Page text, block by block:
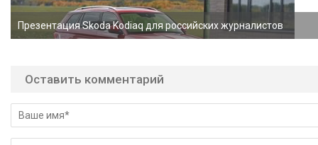
Презентация Skoda Kodiaq для российских журналистов
Оставить комментарий